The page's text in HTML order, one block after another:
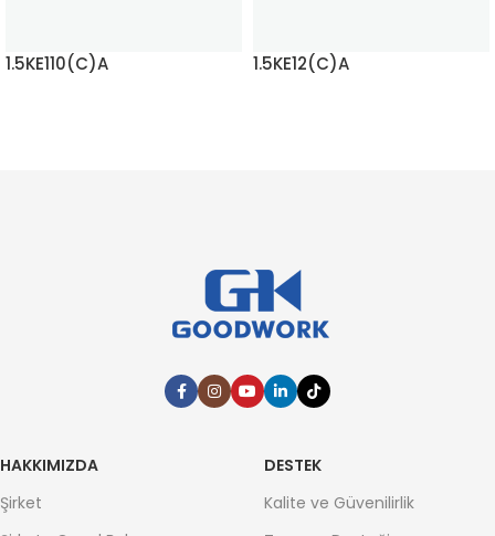
1.5KE110(C)A 1.5KE12(C)A
HAKKIMIZDA
Şirket
DESTEK
Kalite ve Güvenilirlik